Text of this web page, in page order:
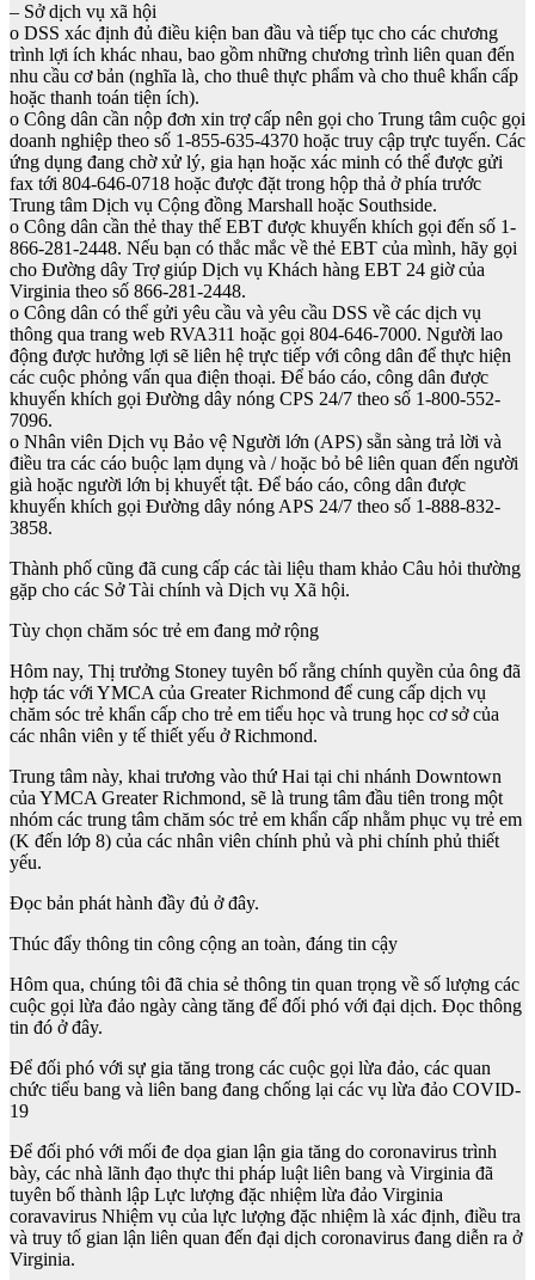
– Sở dịch vụ xã hội
o DSS xác định đủ điều kiện ban đầu và tiếp tục cho các chương
trình lợi ích khác nhau, bao gồm những chương trình liên quan đến
nhu cầu cơ bản (nghĩa là, cho thuê thực phẩm và cho thuê khẩn cấp
hoặc thanh toán tiện ích).
o Công dân cần nộp đơn xin trợ cấp nên gọi cho Trung tâm cuộc gọi
doanh nghiệp theo số 1-855-635-4370 hoặc truy cập trực tuyến. Các
ứng dụng đang chờ xử lý, gia hạn hoặc xác minh có thể được gửi
fax tới 804-646-0718 hoặc được đặt trong hộp thả ở phía trước
Trung tâm Dịch vụ Cộng đồng Marshall hoặc Southside.
o Công dân cần thẻ thay thế EBT được khuyến khích gọi đến số 1-
866-281-2448. Nếu bạn có thắc mắc về thẻ EBT của mình, hãy gọi
cho Đường dây Trợ giúp Dịch vụ Khách hàng EBT 24 giờ của
Virginia theo số 866-281-2448.
o Công dân có thể gửi yêu cầu và yêu cầu DSS về các dịch vụ
thông qua trang web RVA311 hoặc gọi 804-646-7000. Người lao
động được hưởng lợi sẽ liên hệ trực tiếp với công dân để thực hiện
các cuộc phỏng vấn qua điện thoại. Để báo cáo, công dân được
khuyến khích gọi Đường dây nóng CPS 24/7 theo số 1-800-552-
7096.
o Nhân viên Dịch vụ Bảo vệ Người lớn (APS) sẵn sàng trả lời và
điều tra các cáo buộc lạm dụng và / hoặc bỏ bê liên quan đến người
già hoặc người lớn bị khuyết tật. Để báo cáo, công dân được
khuyến khích gọi Đường dây nóng APS 24/7 theo số 1-888-832-
3858.
Thành phố cũng đã cung cấp các tài liệu tham khảo Câu hỏi thường
gặp cho các Sở Tài chính và Dịch vụ Xã hội.
Tùy chọn chăm sóc trẻ em đang mở rộng
Hôm nay, Thị trưởng Stoney tuyên bố rằng chính quyền của ông đã
hợp tác với YMCA của Greater Richmond để cung cấp dịch vụ
chăm sóc trẻ khẩn cấp cho trẻ em tiểu học và trung học cơ sở của
các nhân viên y tế thiết yếu ở Richmond.
Trung tâm này, khai trương vào thứ Hai tại chi nhánh Downtown
của YMCA Greater Richmond, sẽ là trung tâm đầu tiên trong một
nhóm các trung tâm chăm sóc trẻ em khẩn cấp nhằm phục vụ trẻ em
(K đến lớp 8) của các nhân viên chính phủ và phi chính phủ thiết
yếu.
Đọc bản phát hành đầy đủ ở đây.
Thúc đẩy thông tin công cộng an toàn, đáng tin cậy
Hôm qua, chúng tôi đã chia sẻ thông tin quan trọng về số lượng các
cuộc gọi lừa đảo ngày càng tăng để đối phó với đại dịch. Đọc thông
tin đó ở đây.
Để đối phó với sự gia tăng trong các cuộc gọi lừa đảo, các quan
chức tiểu bang và liên bang đang chống lại các vụ lừa đảo COVID-
19
Để đối phó với mối đe dọa gian lận gia tăng do coronavirus trình
bày, các nhà lãnh đạo thực thi pháp luật liên bang và Virginia đã
tuyên bố thành lập Lực lượng đặc nhiệm lừa đảo Virginia
coravavirus Nhiệm vụ của lực lượng đặc nhiệm là xác định, điều tra
và truy tố gian lận liên quan đến đại dịch coronavirus đang diễn ra ở
Virginia.